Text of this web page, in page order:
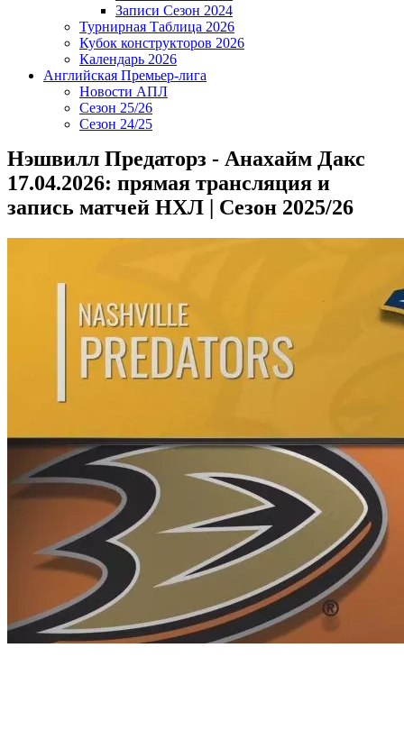
Записи Сезон 2024
Турнирная Таблица 2026
Кубок конструкторов 2026
Календарь 2026
Английская Премьер-лига
Новости АПЛ
Сезон 25/26
Сезон 24/25
Нэшвилл Предаторз - Анахайм Дакс
17.04.2026: прямая трансляция и
запись матчей НХЛ | Сезон 2025/26